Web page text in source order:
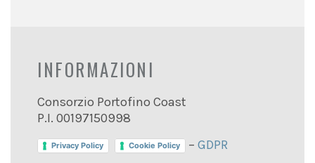
INFORMAZIONI
Consorzio Portofino Coast
P.I. 00197150998
Privacy Policy Cookie Policy – GDPR